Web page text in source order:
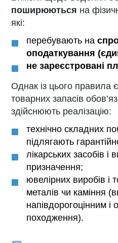
поширюються на
які:
перебувають на
оподаткування
не зареєстровані
Однак із цього правила
товарних запасів
здійснюють реалізацію:
технічно складних
підлягають
лікарських засобів і
призначення;
ювелірних виробів і
металів чи каміння
напівдорогоцінним і
походження).